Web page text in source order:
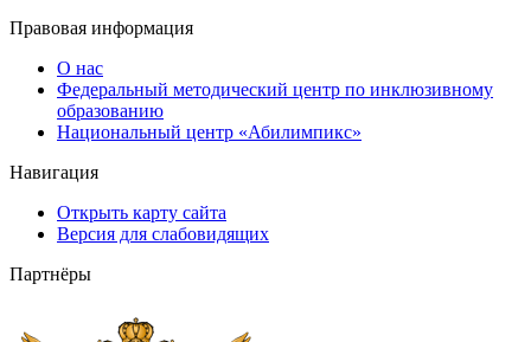
Правовая информация
О нас
Федеральный методический центр по инклюзивному
образованию
Национальный центр «Абилимпикс»
Навигация
Открыть карту сайта
Версия для слабовидящих
Партнёры